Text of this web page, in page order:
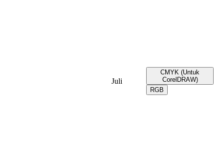
Juli
CMYK (Untuk
CorelDRAW)
RGB